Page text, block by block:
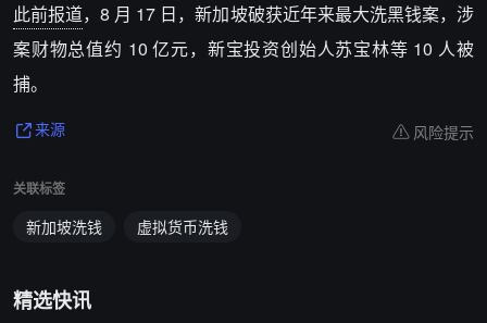
此前报道，8 月 17 日，新加坡破获近年来最大洗黑钱案，涉
案财物总值约 10 亿元，新宝投资创始人苏宝林等 10 人被
捕。
来源 风险提示
关联标签
新加坡洗钱 虚拟货币洗钱
精选快讯